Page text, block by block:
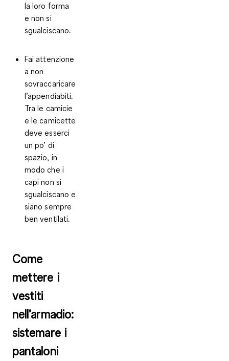
la loro forma
e non si
sgualciscano.
Fai attenzione
a non
sovraccaricare
l’appendiabiti.
Tra le camicie
e le camicette
deveesserci
un po’ di
spazio, in
modo che i
capi non si
sgualciscano e
siano sempre
ben ventilati.
Come
mettere i
vestiti
nell’armadio:
sistemare i
pantaloni